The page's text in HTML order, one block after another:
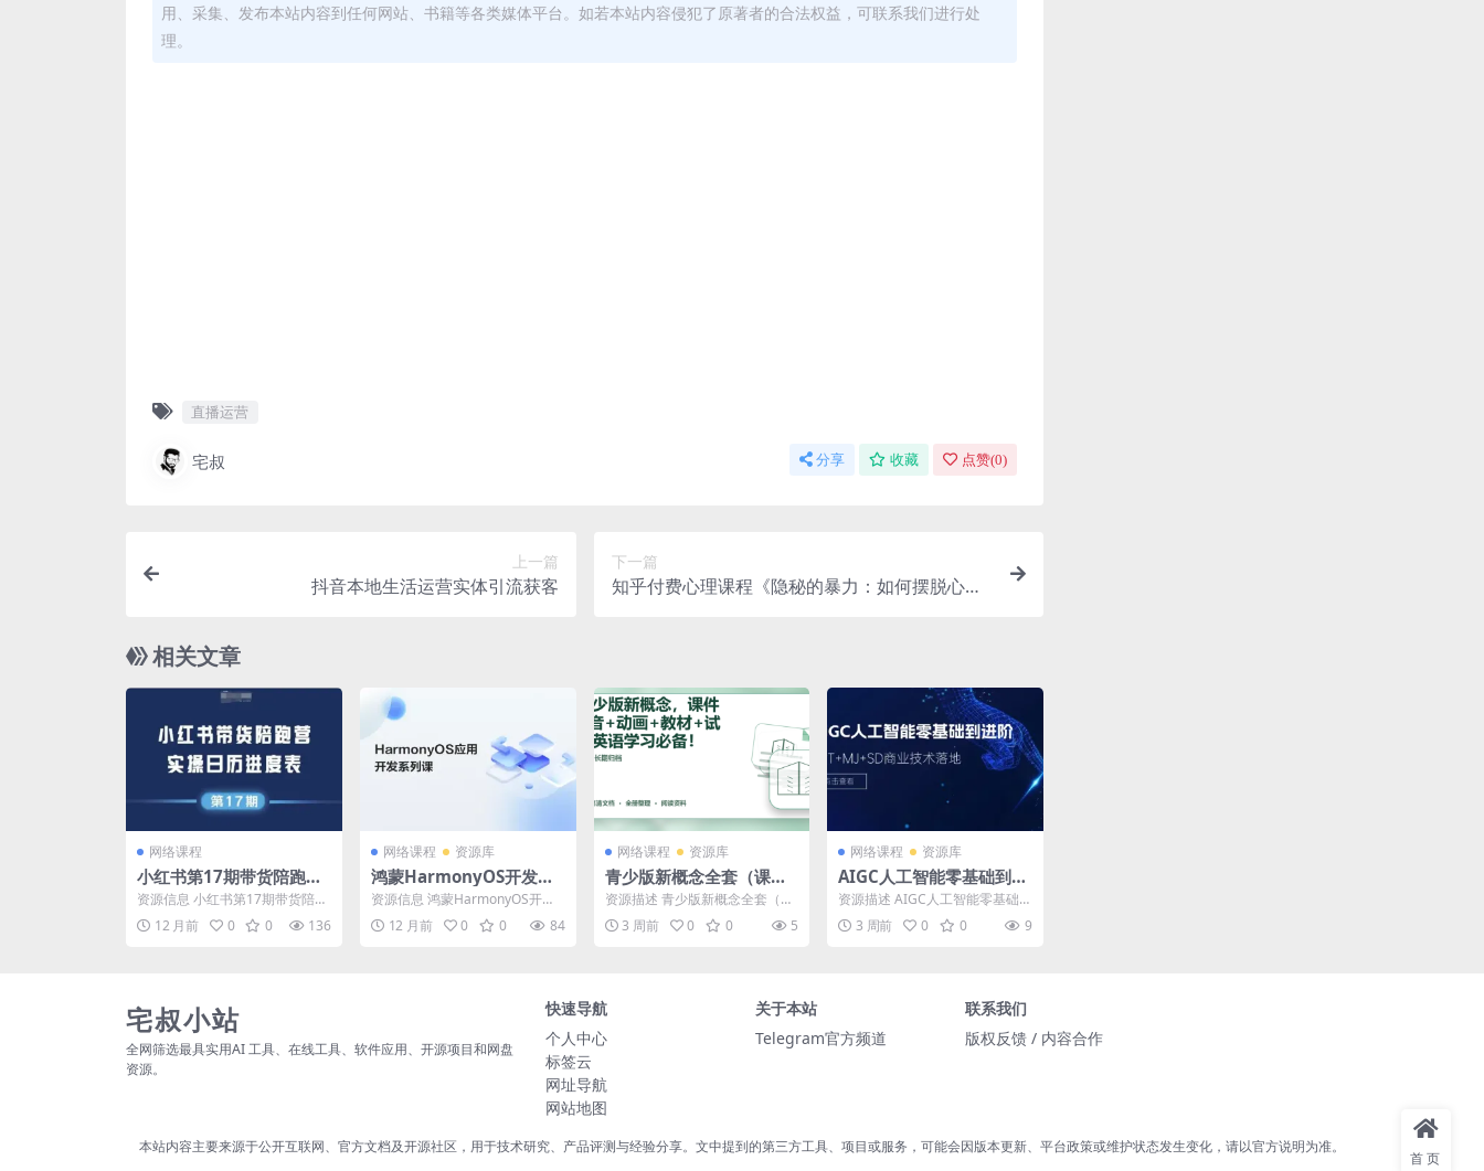
用、采集、发布本站内容到任何网站、书籍等各类媒体平台。如若本站内容侵犯了原著者的合法权益，可联系我们进行处
理。
直播运营
宅叔 分享 收藏 点赞(0)
上一篇
抖音本地生活运营实体引流获客
下一篇
知乎付费心理课程《隐秘的暴力：如何摆脱心理
相关文章
网络课程
小红书第17期带货陪跑营
实操课
资源信息 小红书第17期带货陪跑
营实操课 资源目录 📁 小红书第1
7期带货陪跑营...
12 月前 0 0 136
网络课程 资源库
鸿蒙HarmonyOS开发课
｜零基础到高级（跨平台
开发+ArkTS实战项目）
资源信息 鸿蒙HarmonyOS开发
课｜零基础到高级（跨平台开发+
ArkTS实战...
12 月前 0 0 84
网络课程 资源库
青少版新概念全套（课件
+录音+动画+教材+试题）
资源描述 青少版新概念全套（课
件 +录音+动画+教材+试题） 资
源目录 📂 青少...
3 周前 0 0 5
网络课程 资源库
AIGC人工智能零基础到进
阶，GPT+MJ+SD商业技
术落地，从0基础到进阶深
度学习
资源描述 AIGC人工智能零基础
到进阶，GPT+MJ+SD商业技术落
地，从0基础...
3 周前 0 0 9
宅叔小站
全网筛选最具实用AI 工具、在线工具、软件应用、开源项目和网盘
资源。
快速导航
个人中心
标签云
网址导航
网站地图
关于本站
Telegram官方频道
联系我们
版权反馈 / 内容合作
本站内容主要来源于公开互联网、官方文档及开源社区，用于技术研究、产品评测与经验分享。文中提到的第三方工具、项目或服务，可能会因版本更新、平台政策或维护状态发生变化，请以官方说明为准。
首页